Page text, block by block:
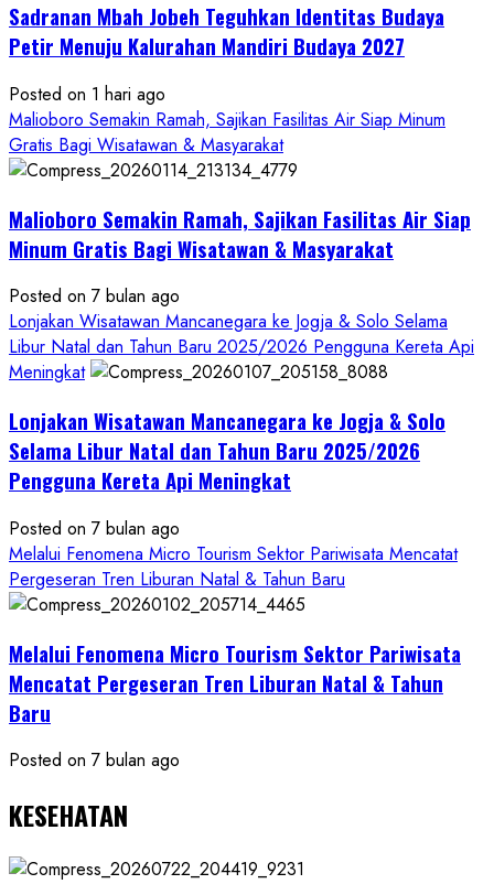
Gunungkidul
Antusiasme
Warnai
Kirab
Budaya
Sadranan
Jobeh
yang
Resmi
Sandang
Status
Kalurahan
Budaya
Sadranan Mbah Jobeh Teguhkan Identitas Budaya
Petir Menuju Kalurahan Mandiri Budaya 2027
Posted on 1 hari ago
Malioboro Semakin Ramah, Sajikan Fasilitas Air Siap Minum
Gratis Bagi Wisatawan & Masyarakat
Malioboro Semakin Ramah, Sajikan Fasilitas Air Siap
Minum Gratis Bagi Wisatawan & Masyarakat
Posted on 7 bulan ago
Lonjakan Wisatawan Mancanegara ke Jogja & Solo Selama
Libur Natal dan Tahun Baru 2025/2026 Pengguna Kereta Api
Meningkat
Lonjakan Wisatawan Mancanegara ke Jogja & Solo
Selama Libur Natal dan Tahun Baru 2025/2026
Pengguna Kereta Api Meningkat
Posted on 7 bulan ago
Melalui Fenomena Micro Tourism Sektor Pariwisata Mencatat
Pergeseran Tren Liburan Natal & Tahun Baru
Melalui Fenomena Micro Tourism Sektor Pariwisata
Mencatat Pergeseran Tren Liburan Natal & Tahun
Baru
Posted on 7 bulan ago
KESEHATAN